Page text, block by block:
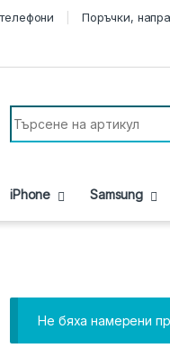
Поръчки,
Search for:
iPhone Samsung
Не бяха намерени